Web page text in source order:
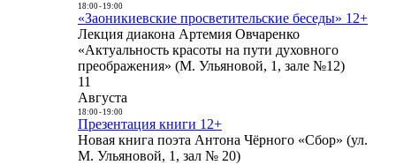
18:00- 19:00
«Заоникиевские просветительские беседы» 12+
Лекция диакона Артемия Овчаренко
«Актуальность красоты на пути духовного
преображения» (М. Ульяновой, 1, зале №12)
11
Августа
18:00- 19:00
Презентация книги 12+
Новая книга поэта Антона Чёрного «Сбор» (ул.
М. Ульяновой, 1, зал № 20)